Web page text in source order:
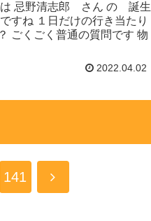
は 忌野清志郎 さん の 誕生
すね １日だけの行き当たり
ごくごく普通の質問です 物
2022.04.02
141